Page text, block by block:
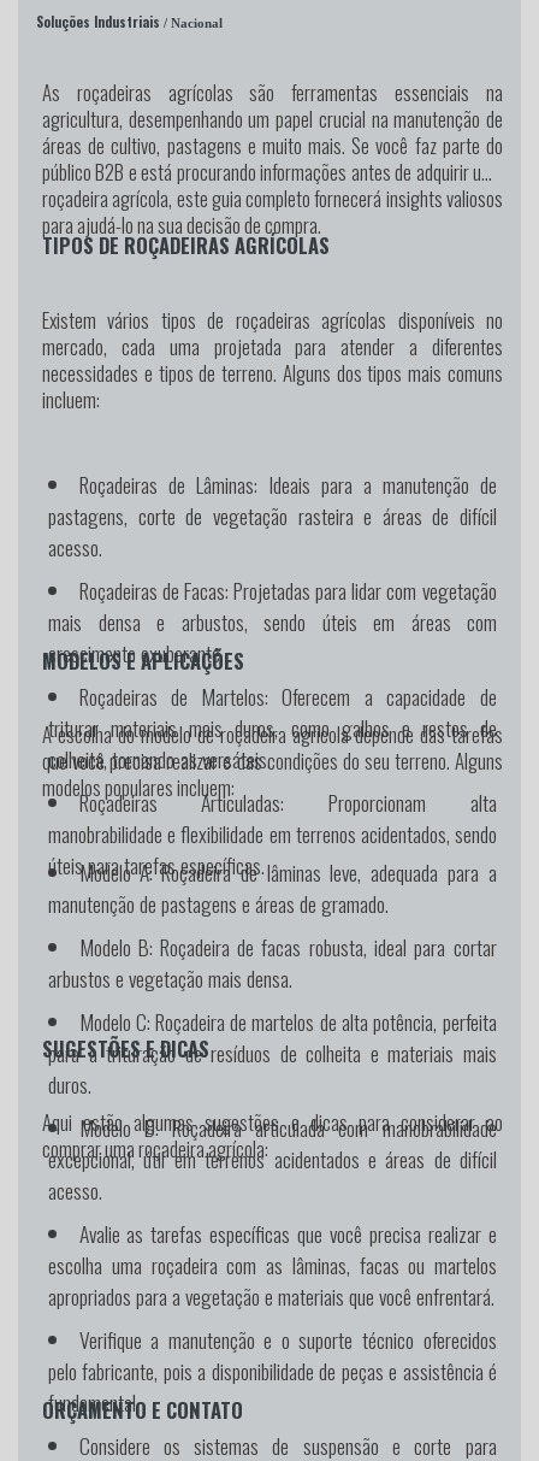
Soluções Industriais / Nacional
As roçadeiras agrícolas são ferramentas essenciais na
agricultura, desempenhando um papel crucial na manutenção de
áreas de cultivo, pastagens e muito mais. Se você faz parte do
público B2B e está procurando informações antes de adquirir uma
roçadeira agrícola, este guia completo fornecerá insights valiosos
para ajudá-lo na sua decisão de compra.
TIPOS DE ROÇADEIRAS AGRÍCOLAS
Existem vários tipos de roçadeiras agrícolas disponíveis no
mercado, cada uma projetada para atender a diferentes
necessidades e tipos de terreno. Alguns dos tipos mais comuns
incluem:
Roçadeiras de Lâminas: Ideais para a manutenção de
pastagens, corte de vegetação rasteira e áreas de difícil
acesso.
Roçadeiras de Facas:Projetadas para lidar com vegetação
mais densa e arbustos, sendo úteis em áreas com
crescimento exuberante.
Roçadeiras de Martelos: Oferecem a capacidade de
triturar materiais mais duros, como galhos e restos de
colheita, tornando-as versáteis.
Roçadeiras Articuladas: Proporcionam alta
manobrabilidade e flexibilidade em terrenos acidentados, sendo
úteis para tarefas específicas.
MODELOS E APLICAÇÕES
A escolha do modelo de roçadeira agrícola depende das tarefas
que você precisa realizar e das condições do seu terreno. Alguns
modelos populares incluem:
Modelo A:Roçadeira de lâminas leve, adequada para a
manutenção de pastagens e áreas de gramado.
Modelo B: Roçadeira de facas robusta, ideal para cortar
arbustos e vegetação mais densa.
Modelo C:Roçadeira de martelos de alta potência, perfeita
para a trituração de resíduos de colheita e materiais mais
duros.
Modelo D:Roçadeira articulada com manobrabilidade
excepcional, útil em terrenos acidentados e áreas de difícil
acesso.
SUGESTÕES E DICAS
Aqui estão algumas sugestões e dicas para considerar ao
comprar uma roçadeira agrícola:
Avalie as tarefas específicas que você precisa realizar e
escolha uma roçadeira com as lâminas, facas ou martelos
apropriados para a vegetação e materiais que você enfrentará.
Verifique a manutenção e o suporte técnico oferecidos
pelo fabricante, pois a disponibilidade de peças e assistência é
fundamental.
Considere os sistemas de suspensão e corte para
ORÇAMENTO E CONTATO